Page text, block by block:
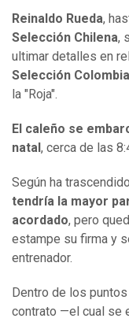
Reinaldo Rueda,
Selección Chilena,
ultimar detalles en
Selección Colombia
la "Roja".
El caleño se
natal , cerca de las
Según ha
tendría la mayor
acordado, pero
estampe su firma y
entrenador.
Dentro de los
contrato —el cual se